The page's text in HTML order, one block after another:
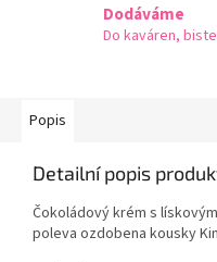
Dodáváme
Do kaváren,
Popis
Detailní popis
Čokoládový krém s
poleva ozdobena kousky